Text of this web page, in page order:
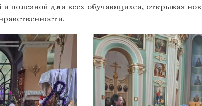
и полезной для всех обучающихся, открывая